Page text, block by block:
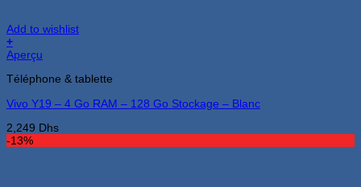
Add to wishlist
+
Aperçu
Téléphone & tablette
Vivo Y19 – 4 Go RAM – 128 Go Stockage – Blanc
2,249 Dhs
-13%